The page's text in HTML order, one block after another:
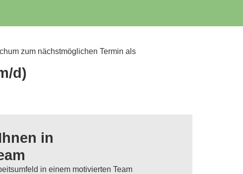
zum nächstmöglichen Termin als
d)
in
in einem motivierten Team